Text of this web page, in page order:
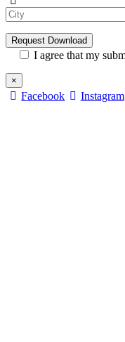
I agree that my
×
Facebook Instagram